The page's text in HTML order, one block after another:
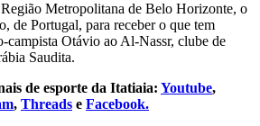
Metropolitana de Belo Horizonte, o
de Portugal, para receber o que tem
campista Otávio ao Al-Nassr, clube de
Saudita.
de esporte da Itatiaia: Youtube,
, Threads e Facebook.